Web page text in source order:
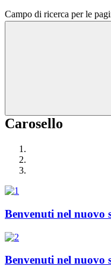
Campo di ricerca per le
Carosello
Benvenuti nel nuovo
Benvenuti nel nuovo